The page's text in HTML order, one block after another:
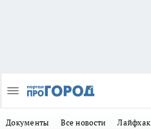
Документы Все новости Лайфхак